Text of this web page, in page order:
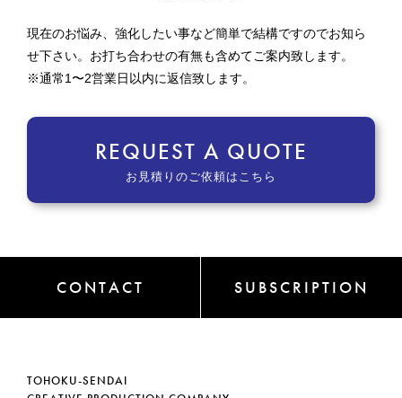
現在のお悩み、強化したい事など簡単で結構ですのでお知ら
せ下さい。お打ち合わせの有無も含めてご案内致します。
※通常1〜2営業日以内に返信致します。
REQUEST A QUOTE
お見積りのご依頼はこちら
CONTACT SUBSCRIPTION
TOHOKU-SENDAI